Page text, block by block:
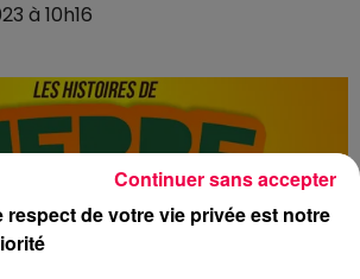
à 10h16
respect de votre vie privée est notre
Continuer sans accepter